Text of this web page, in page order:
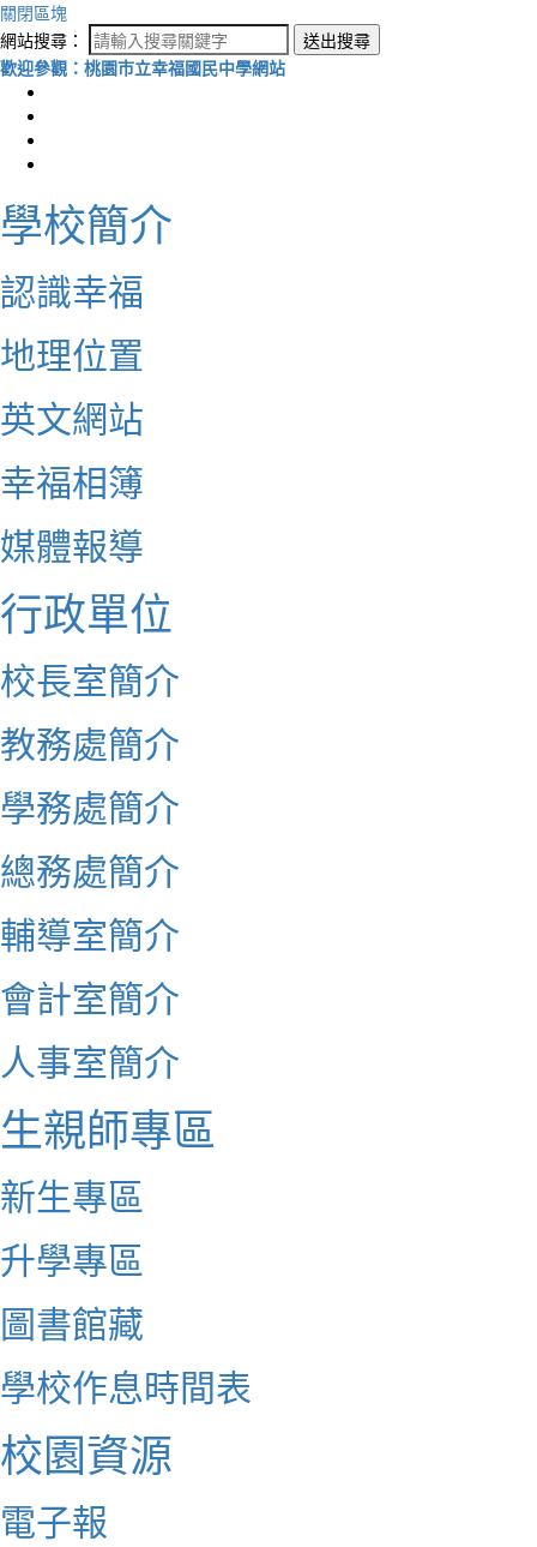
關閉區塊
網站搜尋：
送出搜尋
歡迎參觀：桃園市立幸福國民中學網站
學校簡介
認識幸福
地理位置
英文網站
幸福相簿
媒體報導
行政單位
校長室簡介
教務處簡介
學務處簡介
總務處簡介
輔導室簡介
會計室簡介
人事室簡介
生親師專區
新生專區
升學專區
圖書館藏
學校作息時間表
校園資源
電子報